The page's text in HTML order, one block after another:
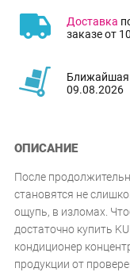
Доставка
заказе от
Ближайшая
09.08.2026
ОПИСАНИЕ
После
становятся не
ощупь, в изломах.
достаточно купить
кондиционер
продукции от